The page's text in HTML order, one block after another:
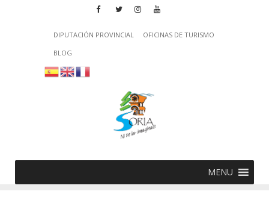
DIPUTACIÓN PROVINCIAL
OFICINAS DE TURISMO
BLOG
MENU